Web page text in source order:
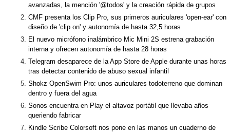
avanzadas, la mención '@todos' y la creación rápida de grupos
CMF presenta los Clip Pro, sus primeros auriculares 'open-ear' con
diseño de 'clip on' y autonomía de hasta 32,5 horas
El nuevo micrófono inalámbrico Mic Mini 2S estrena grabación
interna y ofrecen autonomía de hasta 28 horas
Telegram desaparece de la App Store de Apple durante unas horas
tras detectar contenido de abuso sexual infantil
Shokz OpenSwim Pro: unos auriculares todoterreno que dominan
dentro y fuera del agua
Sonos encuentra en Play el altavoz portátil que llevaba años
queriendo fabricar
Kindle Scribe Colorsoft nos pone en las manos un cuaderno de